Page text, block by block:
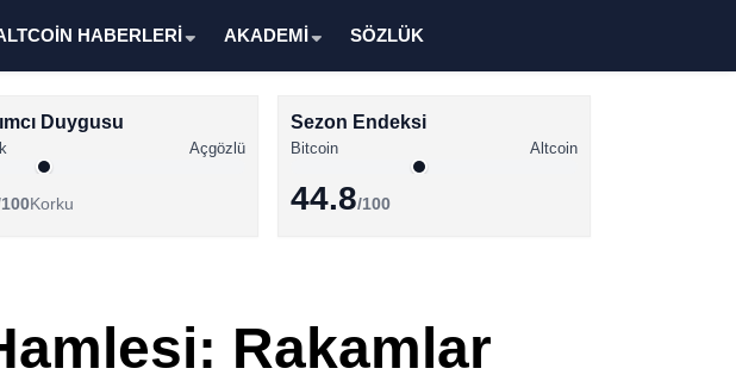
Altcoin Haberleri
HABERLERİ AKADEMİ SÖZLÜK
Duygusu
Açgözlü
Korku
Sezon Endeksi
Bitcoin Altcoin
44.8/100
Rakamlar